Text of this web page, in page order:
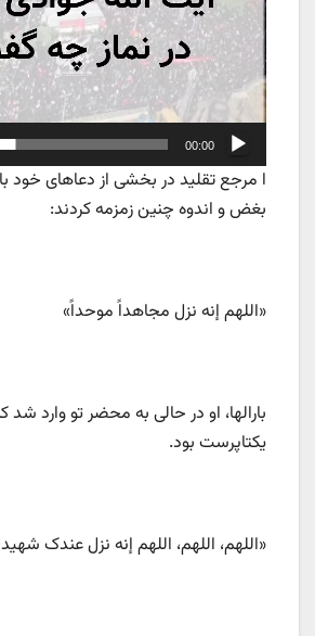
00:00
ا مرجع تقلید در بخشی از دعاهای خود
بغض و اندوه چنین زمزمه کردند:
«اللهم إنه نزل مجاهداً موحداً»
بارالها، او در حالی به محضر تو وارد
یکتاپرست بود.
«اللهم، اللهم، اللهم إنه نزل عندک